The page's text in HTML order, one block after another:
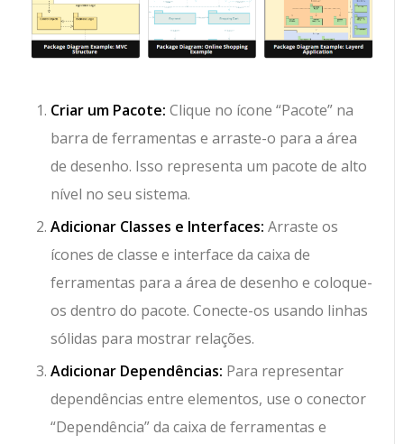
Criar um Pacote: Clique no ícone “Pacote” na
barra de ferramentas e arraste-o para a área
de desenho. Isso representa um pacote de alto
nível no seu sistema.
Adicionar Classes e Interfaces: Arraste os
ícones de classe e interface da caixa de
ferramentas para a área de desenho e coloque-
os dentro do pacote. Conecte-os usando linhas
sólidas para mostrar relações.
Adicionar Dependências: Para representar
dependências entre elementos, use o conector
“Dependência” da caixa de ferramentas e